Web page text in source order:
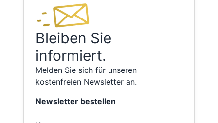
Bleiben Sie
informiert.
Melden Sie sich für unseren
kostenfreien Newsletter an.